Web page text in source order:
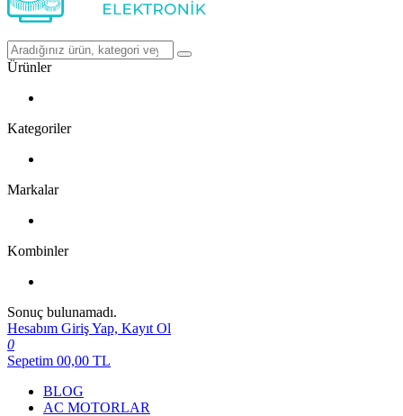
Ürünler
Kategoriler
Markalar
Kombinler
Sonuç bulunamadı.
Hesabım Giriş Yap, Kayıt Ol
0
Sepetim 00,00 TL
BLOG
AC MOTORLAR